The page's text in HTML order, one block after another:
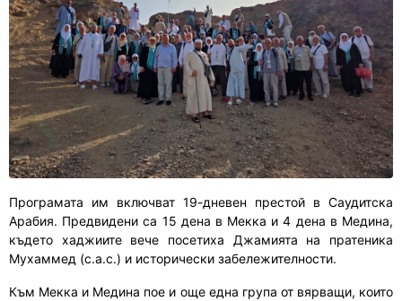
Програмата им включват 19-дневен престой в Саудитска
Арабия. Предвидени са 15 дена в Мекка и 4 дена в Медина,
където хаджиите вече посетиха Джамията на пратеника
Мухаммед (с.а.с.) и исторически забележителности.
Към Мекка и Медина пое и още една група от вярващи, които